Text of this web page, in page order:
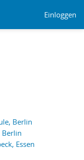
Einloggen
Berlin
Berlin
Essen